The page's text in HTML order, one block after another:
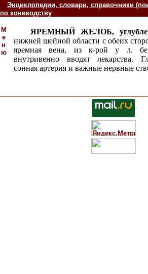
Энциклопедии, словари, справочники
по коневодству
М
е
н
ю
ЯРЕМНЫЙ ЖЕЛОБ,
нижней шейной области с обеих
яремная вена, из к-рой у л.
внутривенно вводят лекарства.
сонная артерия и важные нервные